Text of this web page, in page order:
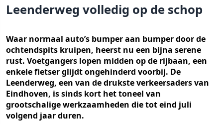
Leenderweg volledig op de schop
Waar normaal auto’s bumper aan bumper door de
ochtendspits kruipen, heerst nu een bijna serene
rust. Voetgangers lopen midden op de rijbaan, een
enkele fietser glijdt ongehinderd voorbij. De
Leenderweg, een van de drukste verkeersaders van
Eindhoven, is sinds kort het toneel van
grootschalige werkzaamheden die tot eind juli
volgend jaar duren.